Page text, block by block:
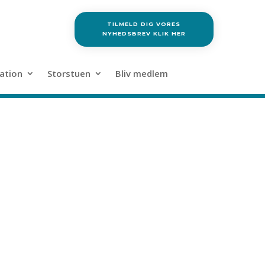
TILMELD DIG VORES
NYHEDSBREV KLIK HER
Storstuen Bliv medlem